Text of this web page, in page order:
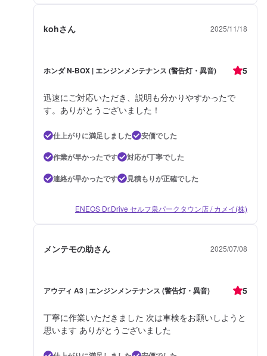
kohさん 2025/11/18
ホンダ N-BOX | エンジンメンテナンス (警告灯・異音) 5
迅速にご対応いただき、説明も分かりやすかったで
す。ありがとうございました！
仕上がりに満足しました
安価でした
作業が早かったです
対応が丁寧でした
連絡が早かったです
見積もりが正確でした
ENEOS Dr.Drive セルフ泉パークタウン店 / カメイ(株)
メンテモの助さん 2025/07/08
アウディ A3 | エンジンメンテナンス (警告灯・異音) 5
丁寧に作業いただきました 次は車検をお願いしようと
思います ありがとうございました